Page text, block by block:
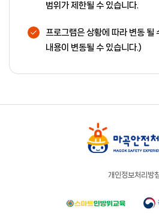
범위가 제한될 수 있습니다.
프로그램은 상황에 따라 변동 될
내용이 변동될 수 있습니다.)
개인정보처리방